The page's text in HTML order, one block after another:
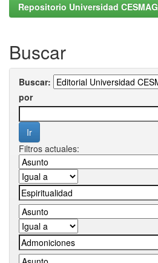
Repositorio Universidad CESMAG
Buscar
Buscar:
por
Filtros actuales: